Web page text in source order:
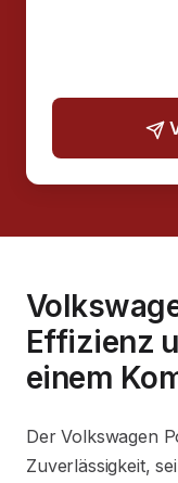
Effizienz
einem
Der Volkswagen
Zuverlässigkeit,